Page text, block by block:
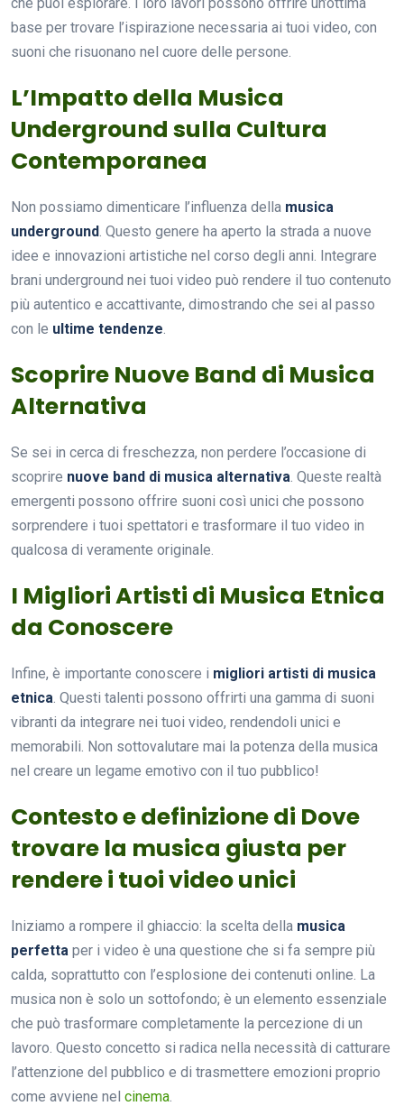
base per trovare l’ispirazione necessaria ai tuoi video, con
suoni che risuonano nel cuore delle persone.
L’Impatto della Musica
Underground sulla Cultura
Contemporanea
Non possiamo dimenticare l’influenza della musica
underground. Questo genere ha aperto la strada a nuove
idee e innovazioni artistiche nel corso degli anni. Integrare
brani underground nei tuoi video può rendere il tuo contenuto
più autentico e accattivante, dimostrando che sei al passo
con le ultime tendenze.
Scoprire Nuove Band di Musica
Alternativa
Se sei in cerca di freschezza, non perdere l’occasione di
scoprire nuove band di musica alternativa. Queste realtà
emergenti possono offrire suoni così unici che possono
sorprendere i tuoi spettatori e trasformare il tuo video in
qualcosa di veramente originale.
I Migliori Artisti di Musica Etnica
da Conoscere
Infine, è importante conoscere i migliori artisti di musica
etnica. Questi talenti possono offrirti una gamma di suoni
vibranti da integrare nei tuoi video, rendendoli unici e
memorabili. Non sottovalutare mai la potenza della musica
nel creare un legame emotivo con il tuo pubblico!
Contesto e definizione di Dove
trovare la musica giusta per
rendere i tuoi video unici
Iniziamo a rompere il ghiaccio: la scelta della musica
perfetta per i video è una questione che si fa sempre più
calda, soprattutto con l’esplosione dei contenuti online. La
musica non è solo un sottofondo; è un elemento essenziale
che può trasformare completamente la percezione di un
lavoro. Questo concetto si radica nella necessità di catturare
l’attenzione del pubblico e di trasmettere emozioni proprio
come avviene nel cinema.